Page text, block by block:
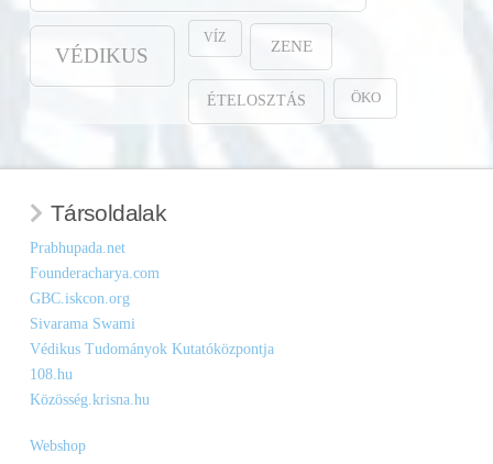
VÉDIKUS
VÍZ ZENE
ÉTELOSZTÁS ÖKO
Társoldalak
Prabhupada.net
Founderacharya.com
GBC.iskcon.org
Sivarama Swami
Védikus Tudományok Kutatóközpontja
108.hu
Közösség.krisna.hu
Webshop